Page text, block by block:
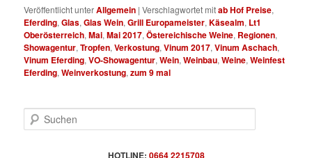
Veröffentlicht unterAllgemein |Verschlagwortet mitab Hof Preise,
Eferding,Glas,Glas Wein,Grill Europameister,Käsealm, Lt1
Oberösterreich,Mai,Mai 2017,Östereichische Weine, Regionen,
Showagentur,Tropfen,Verkostung,Vinum 2017,Vinum Aschach,
Vinum Eferding,VO-Showagentur,Wein,Weinbau,Weine,Weinfest
Eferding,Weinverkostung,zum 9 mal
u